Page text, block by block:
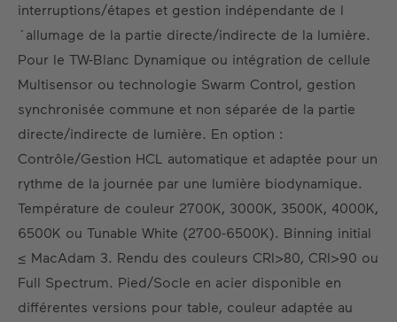
interruptions/étapes et gestion indépendante de l
´allumage de la partie directe/indirecte de la lumière.
Pour le TW-Blanc Dynamique ou intégration de cellule
Multisensor ou technologie Swarm Control, gestion
synchronisée commune et non séparée de la partie
directe/indirecte de lumière. En option :
Contrôle/Gestion HCL automatique et adaptée pour un
rythme de la journée par une lumière biodynamique.
Température de couleur 2700K, 3000K, 3500K, 4000K,
6500K ou Tunable White (2700-6500K). Binning initial
≤ MacAdam 3. Rendu des couleurs CRI>80, CRI>90 ou
Full Spectrum. Pied/Socle en acier disponible en
différentes versions pour table, couleur adaptée au